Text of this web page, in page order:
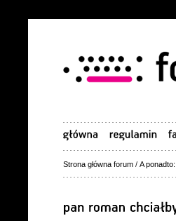
Strona główna forum / A ponadto: